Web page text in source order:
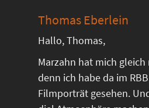
Thomas Eberlein
Hallo, Thomas,
Marzahn hat mich
denn ich habe da im
Filmporträt gesehen.